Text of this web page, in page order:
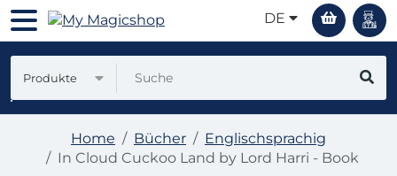
DE
Produkte
Home Bücher
Englischsprachig
In Cloud Cuckoo Land by Lord Harri - Book